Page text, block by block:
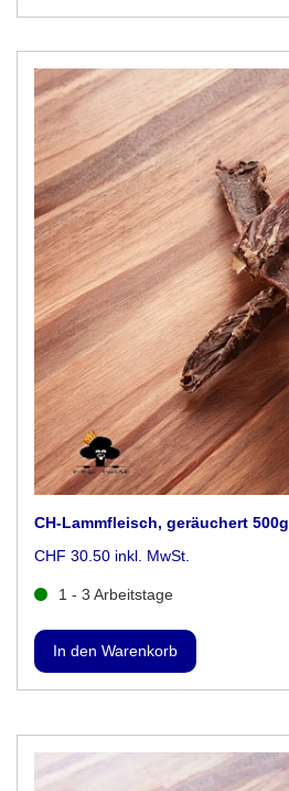
CH-Lammfleisch, geräuchert 500g
CHF 30.50 inkl. MwSt.
1 - 3 Arbeitstage